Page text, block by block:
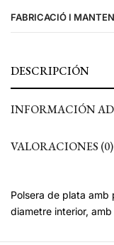
FABRICACIÓ I
DESCRIPCIÓN
INFORMACIÓN
VALORACIONES (0)
Polsera de plata amb
diametre interior,